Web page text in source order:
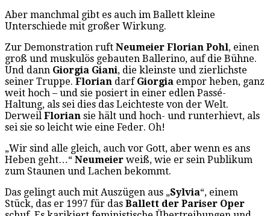
Aber manchmal gibt es auch im Ballett kleine
Unterschiede mit großer Wirkung.
Zur Demonstration ruft Neumeier Florian Pohl, einen
groß und muskulös gebauten Ballerino, auf die Bühne.
Und dann Giorgia Giani, die kleinste und zierlichste
seiner Truppe. Florian darf Giorgia empor heben, ganz
weit hoch – und sie posiert in einer edlen Passé-
Haltung, als sei dies das Leichteste von der Welt.
Derweil Florian sie hält und hoch- und runterhievt, als
sei sie so leicht wie eine Feder. Oh!
„Wir sind alle gleich, auch vor Gott, aber wenn es ans
Heben geht…“ Neumeier weiß, wie er sein Publikum
zum Staunen und Lachen bekommt.
Das gelingt auch mit Auszügen aus „Sylvia“, einem
Stück, das er 1997 für das Ballett der Pariser Oper